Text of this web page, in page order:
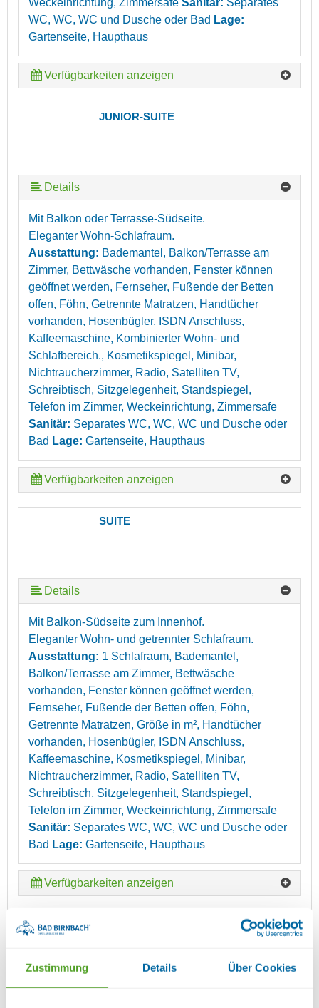
Zustimmung Details Über Cookies
Weckeinrichtung, Zimmersafe Sanitär: Separates
WC, WC, WC und Dusche oder Bad Lage:
Gartenseite, Haupthaus
Verfügbarkeiten anzeigen
JUNIOR-SUITE
Details
Mit Balkon oder Terrasse-Südseite.
Eleganter Wohn-Schlafraum.
Ausstattung: Bademantel, Balkon/Terrasse am
Zimmer, Bettwäsche vorhanden, Fenster können
geöffnet werden, Fernseher, Fußende der Betten
offen, Föhn, Getrennte Matratzen, Handtücher
vorhanden, Hosenbügler, ISDN Anschluss,
Kaffeemaschine, Kombinierter Wohn- und
Schlafbereich., Kosmetikspiegel, Minibar,
Nichtraucherzimmer, Radio, Satelliten TV,
Schreibtisch, Sitzgelegenheit, Standspiegel,
Telefon im Zimmer, Weckeinrichtung, Zimmersafe
Sanitär: Separates WC, WC, WC und Dusche oder
Bad Lage: Gartenseite, Haupthaus
Verfügbarkeiten anzeigen
SUITE
Details
Mit Balkon-Südseite zum Innenhof.
Eleganter Wohn- und getrennter Schlafraum.
Ausstattung: 1 Schlafraum, Bademantel,
Balkon/Terrasse am Zimmer, Bettwäsche
vorhanden, Fenster können geöffnet werden,
Fernseher, Fußende der Betten offen, Föhn,
Getrennte Matratzen, Größe in m², Handtücher
vorhanden, Hosenbügler, ISDN Anschluss,
Kaffeemaschine, Kosmetikspiegel, Minibar,
Nichtraucherzimmer, Radio, Satelliten TV,
Schreibtisch, Sitzgelegenheit, Standspiegel,
Telefon im Zimmer, Weckeinrichtung, Zimmersafe
Sanitär: Separates WC, WC, WC und Dusche oder
Bad Lage: Gartenseite, Haupthaus
Verfügbarkeiten anzeigen
SCHLAFRÄUMEN UND WOHNRAUM